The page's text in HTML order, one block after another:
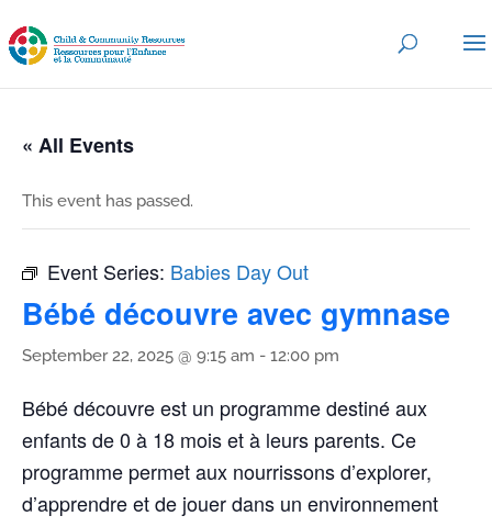
« All Events
This event has passed.
Event Series: Babies Day Out
Bébé découvre avec gymnase
September 22, 2025 @ 9:15 am - 12:00 pm
Bébé découvre est un programme destiné aux
enfants de 0 à 18 mois et à leurs parents. Ce
programme permet aux nourrissons d’explorer,
d’apprendre et de jouer dans un environnement